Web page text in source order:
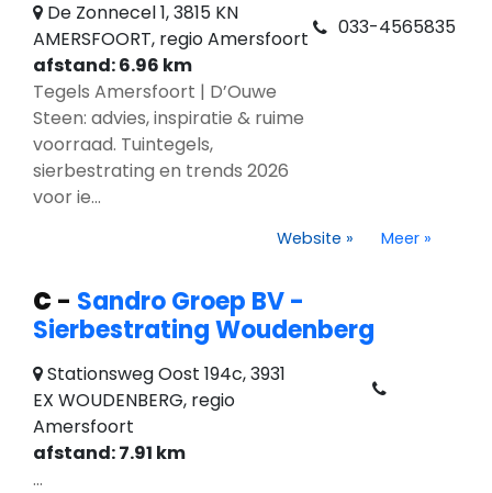
De Zonnecel 1, 3815 KN
AMERSFOORT, regio Amersfoort
afstand: 6.96 km
Tegels Amersfoort | D’Ouwe
Steen: advies, inspiratie & ruime
voorraad. Tuintegels,
sierbestrating en trends 2026
voor ie...
033-4565835
Website » Meer »
C - Sandro Groep BV -
Sierbestrating Woudenberg
Stationsweg Oost 194c, 3931
EX WOUDENBERG, regio
Amersfoort
afstand: 7.91 km
...